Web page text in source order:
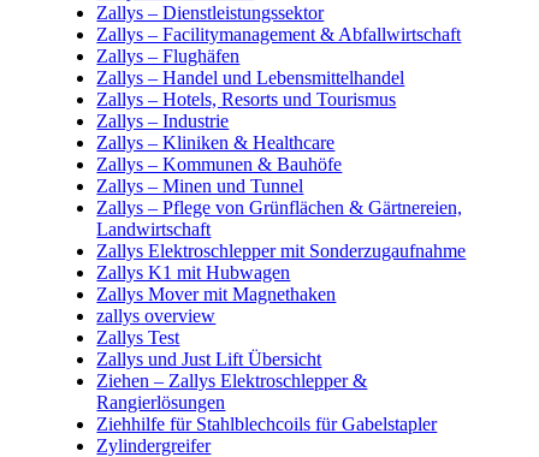
Zallys – Dienstleistungssektor
Zallys – Facilitymanagement & Abfallwirtschaft
Zallys – Flughäfen
Zallys – Handel und Lebensmittelhandel
Zallys – Hotels, Resorts und Tourismus
Zallys – Industrie
Zallys – Kliniken & Healthcare
Zallys – Kommunen & Bauhöfe
Zallys – Minen und Tunnel
Zallys – Pflege von Grünflächen & Gärtnereien,
Landwirtschaft
Zallys Elektroschlepper mit Sonderzugaufnahme
Zallys K1 mit Hubwagen
Zallys Mover mit Magnethaken
zallys overview
Zallys Test
Zallys und Just Lift Übersicht
Ziehen – Zallys Elektroschlepper &
Rangierlösungen
Ziehhilfe für Stahlblechcoils für Gabelstapler
Zylindergreifer